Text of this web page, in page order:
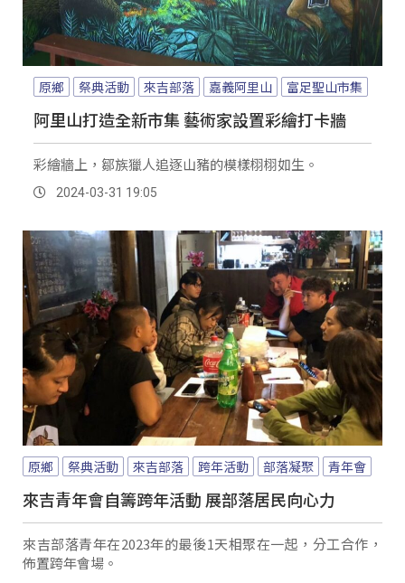
原鄉 祭典活動 來吉部落 嘉義阿里山 富足聖山市集
阿里山打造全新市集 藝術家設置彩繪打卡牆
彩繪牆上，鄒族獵人追逐山豬的模樣栩栩如生。
2024-03-31 19:05
原鄉 祭典活動 來吉部落 跨年活動 部落凝聚 青年會
來吉青年會自籌跨年活動 展部落居民向心力
來吉部落青年在2023年的最後1天相聚在一起，分工合作，
佈置跨年會場。